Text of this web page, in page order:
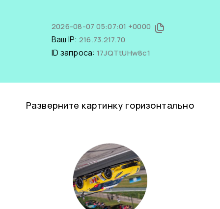
2026-08-07 05:07:01 +0000
Ваш IP: 216.73.217.70
ID запроса: 17JQTtUHw8c1
Разверните картинку горизонтально